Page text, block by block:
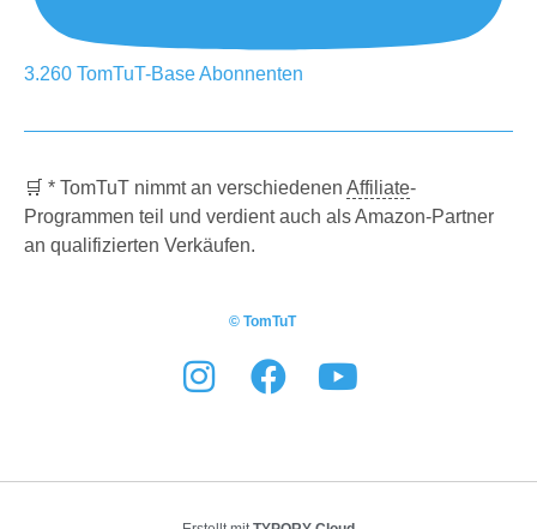
3.260 TomTuT-BaseAbonnenten
🛒 * TomTuT nimmt an verschiedenen Affiliate-
Programmen teil und verdient auch als Amazon-Partner
an qualifizierten Verkäufen.
© TomTuT